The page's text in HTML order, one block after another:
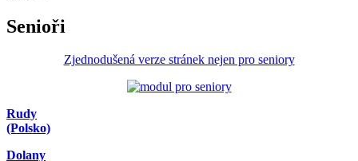
Senioři
Zjednodušená verze stránek nejen pro seniory
Rudy
(Polsko)
Dolany